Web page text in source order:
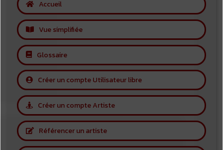
Accueil
Vue simplifiée
Glossaire
Créer un compte Utilisateur libre
Créer un compte Artiste
Référencer un artiste